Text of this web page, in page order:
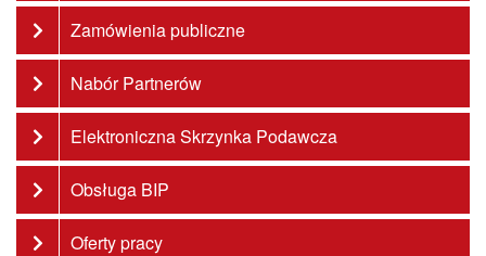
Zamówienia publiczne
Nabór Partnerów
Elektroniczna Skrzynka Podawcza
Obsługa BIP
Oferty pracy